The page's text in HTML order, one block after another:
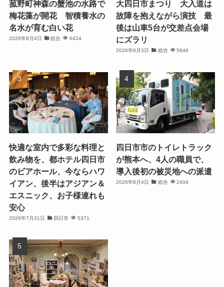
菰野町神森の蟹池の水路で
梅花藻が開花 智積養水の
名水が育む白い花
2026年8月4日 総合 6424
大四日市まつり 大入道は
故障を抱えながら演技 最
後は山車5台が交差点会場
にズラリ
2026年8月3日 総合 5646
快適な室内で多彩な料理と
飲み物を、都ホテル四日市
のビアホール、今ならハワ
イアン、後半はアジアン＆
エスニック、お子様連れも
安心
2026年7月31日 四日市 5371
四日市市のトイレトラック
が熊本へ、4人の職員で、
導入後初の被災地への派遣
2026年8月4日 総合 2404